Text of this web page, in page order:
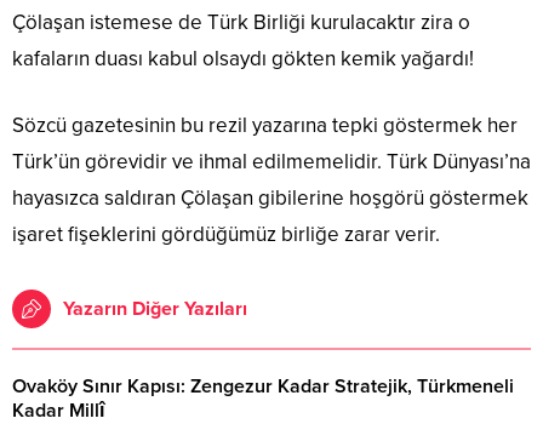
Çölaşan istemese de Türk Birliği kurulacaktır zira o
kafaların duası kabul olsaydı gökten kemik yağardı!
Sözcü gazetesinin bu rezil yazarına tepki göstermek her
Türk’ün görevidir ve ihmal edilmemelidir. Türk Dünyası’na
hayasızca saldıran Çölaşan gibilerine hoşgörü göstermek
işaret fişeklerini gördüğümüz birliğe zarar verir.
Yazarın Diğer Yazıları
Ovaköy Sınır Kapısı: Zengezur Kadar Stratejik, Türkmeneli
Kadar Millî